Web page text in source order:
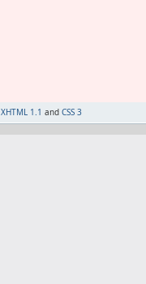
XHTML 1.1 and CSS 3